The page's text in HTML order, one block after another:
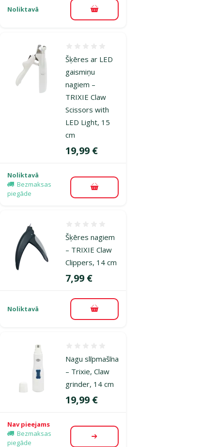
Noliktavā Pievienot grozam
Šķēres ar LED
gaismiņu
nagiem –
TRIXIE Claw
Scissors with
LED Light, 15
cm
Cena
19,99 €
Noliktavā
Bezmaksas
piegāde
Pievienot grozam
Šķēres nagiem
– TRIXIE Claw
Clippers, 14 cm
Cena
7,99 €
Noliktavā Pievienot grozam
Nagu slīpmašīna
– Trixie, Claw
grinder, 14 cm
Cena
19,99 €
Nav pieejams
Bezmaksas
piegāde
Apskatīt